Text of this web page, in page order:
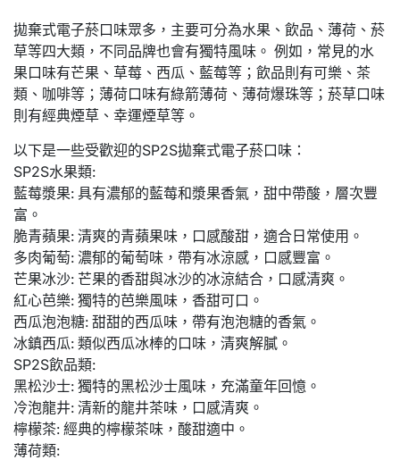
拋棄式電子菸口味眾多，主要可分為水果、飲品、薄荷、菸
草等四大類，不同品牌也會有獨特風味。 例如，常見的水
果口味有芒果、草莓、西瓜、藍莓等；飲品則有可樂、茶
類、咖啡等；薄荷口味有綠箭薄荷、薄荷爆珠等；菸草口味
則有經典煙草、幸運煙草等。
以下是一些受歡迎的SP2S拋棄式電子菸口味：
SP2S水果類:
藍莓漿果: 具有濃郁的藍莓和漿果香氣，甜中帶酸，層次豐
富。
脆青蘋果: 清爽的青蘋果味，口感酸甜，適合日常使用。
多肉葡萄: 濃郁的葡萄味，帶有冰涼感，口感豐富。
芒果冰沙: 芒果的香甜與冰沙的冰涼結合，口感清爽。
紅心芭樂: 獨特的芭樂風味，香甜可口。
西瓜泡泡糖: 甜甜的西瓜味，帶有泡泡糖的香氣。
冰鎮西瓜: 類似西瓜冰棒的口味，清爽解膩。
SP2S飲品類:
黑松沙士: 獨特的黑松沙士風味，充滿童年回憶。
冷泡龍井: 清新的龍井茶味，口感清爽。
檸檬茶: 經典的檸檬茶味，酸甜適中。
薄荷類: